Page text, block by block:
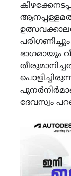
ഭാഗമായും
ദേവസ്വം